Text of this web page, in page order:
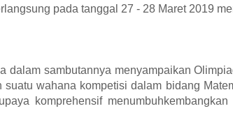
pada tanggal 27 - 28 Maret 2019
dalam sambutannya menyampaikan
suatu wahana kompetisi dalam bidang
komprehensif